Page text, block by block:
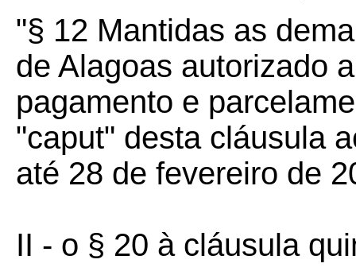
"§ 12 Mantidas as
de Alagoas autorizado
pagamento e
"caput" desta cláusula
até 28 de fevereiro de
II - o § 20 à cláusula